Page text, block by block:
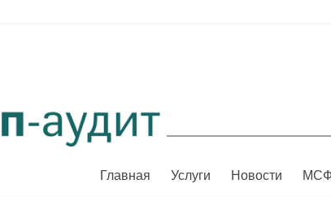
Главная Услуги Новости